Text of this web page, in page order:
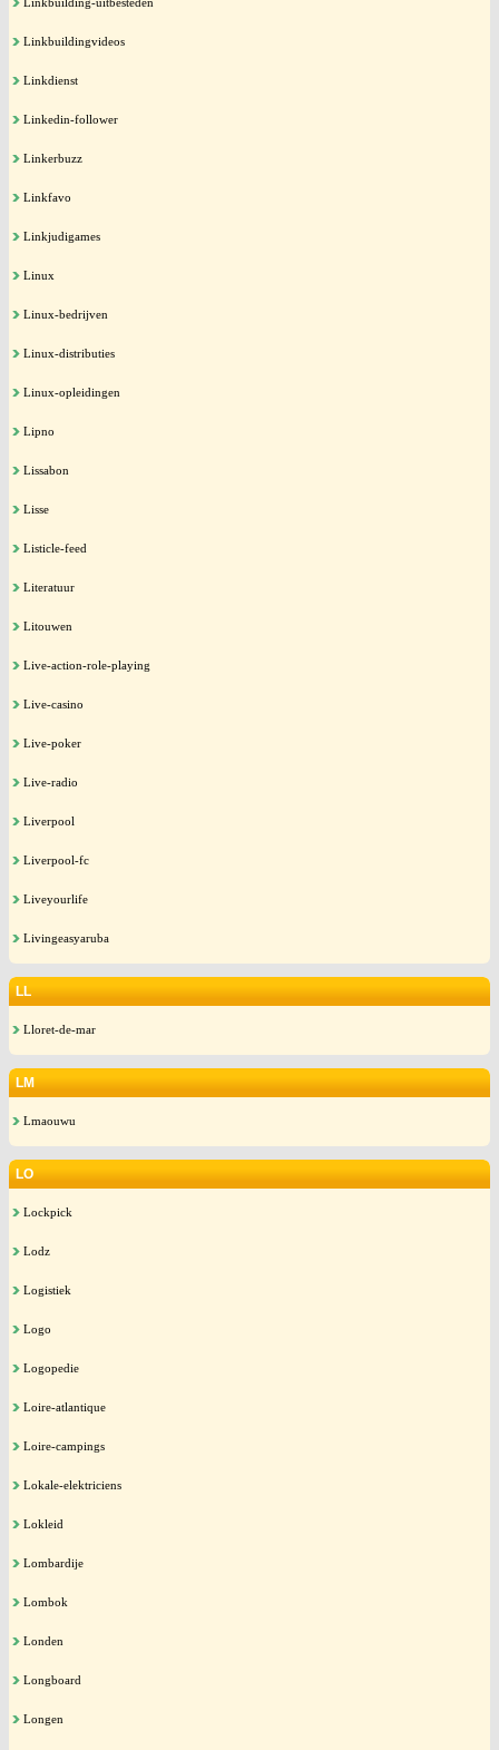
Linkbuildingvideos
Linkdienst
Linkedin-follower
Linkerbuzz
Linkfavo
Linkjudigames
Linux
Linux-bedrijven
Linux-distributies
Linux-opleidingen
Lipno
Lissabon
Lisse
Listicle-feed
Literatuur
Litouwen
Live-action-role-playing
Live-casino
Live-poker
Live-radio
Liverpool
Liverpool-fc
Liveyourlife
Livingeasyaruba
LL
Lloret-de-mar
LM
Lmaouwu
LO
Lockpick
Lodz
Logistiek
Logo
Logopedie
Loire-atlantique
Loire-campings
Lokale-elektriciens
Lokleid
Lombardije
Lombok
Londen
Longboard
Longen